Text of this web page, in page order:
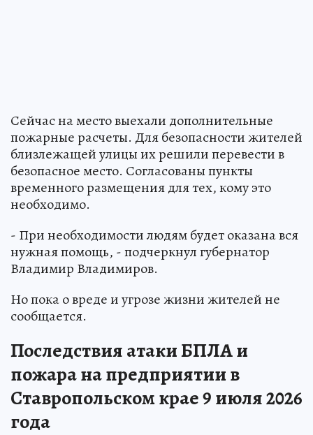
Сейчас на место выехали дополнительные
пожарные расчеты. Для безопасности жителей
близлежащей улицы их решили перевести в
безопасное место. Согласованы пункты
временного размещения для тех, кому это
необходимо.
- При необходимости людям будет оказана вся
нужная помощь, - подчеркнул губернатор
Владимир Владимиров.
Но пока о вреде и угрозе жизни жителей не
сообщается.
Последствия атаки БПЛА и
пожара на предприятии в
Ставропольском крае 9 июля 2026
года